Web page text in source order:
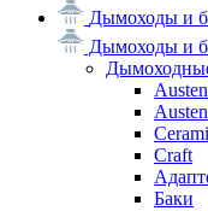
Дымоходы и
Дымоходы и
Craft
Баки